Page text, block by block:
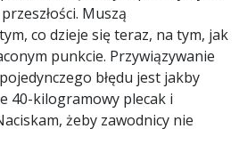
Muszą
co dzieje się teraz, na tym, jak
punkcie. Przywiązywanie
błędu jest jakby
40-kilogramowy plecak i
żeby zawodnicy nie